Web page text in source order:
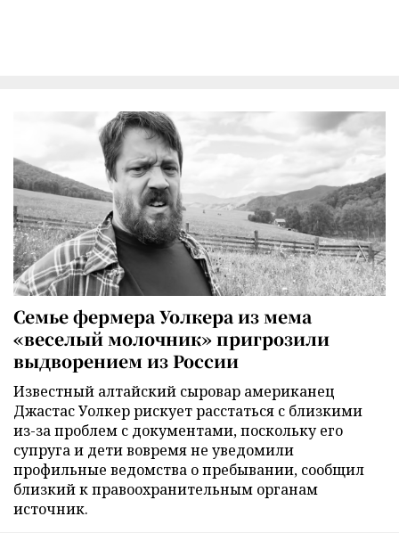
Семье фермера Уолкера из мема
«веселый молочник» пригрозили
выдворением из России
Известный алтайский сыровар американец
Джастас Уолкер рискует расстаться с близкими
из-за проблем с документами, поскольку его
супруга и дети вовремя не уведомили
профильные ведомства о пребывании, сообщил
близкий к правоохранительным органам
источник.